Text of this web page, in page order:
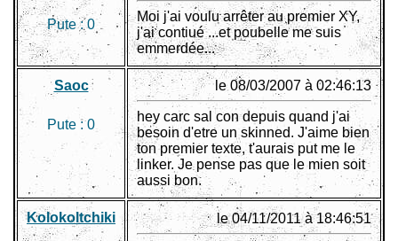
Pute :0
Moi j'ai voulu arrêter au premier XY,
j'ai contiué ...et poubelle me suis
emmerdée...
Saoc
Pute :0
le 08/03/2007 à 02:46:13
hey carc sal con depuis quand j'ai
besoin d'etre un skinned. J'aime bien
ton premier texte, t'aurais put me le
linker. Je pense pas que le mien soit
aussi bon.
Kolokoltchiki le 04/11/2011 à 18:46:51